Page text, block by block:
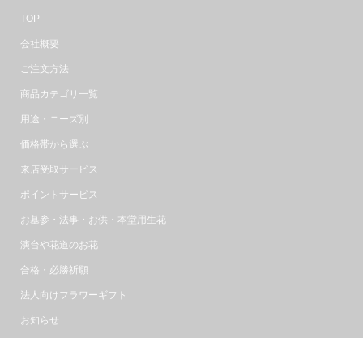
TOP
会社概要
ご注文方法
商品カテゴリ一覧
用途・ニーズ別
価格帯から選ぶ
来店受取サービス
ポイントサービス
お墓参・法事・お供・本堂用生花
演台や花道のお花
合格・必勝祈願
法人向けフラワーギフト
お知らせ